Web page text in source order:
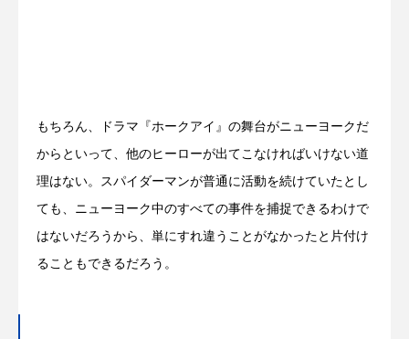
もちろん、ドラマ『ホークアイ』の舞台がニューヨークだ
からといって、他のヒーローが出てこなければいけない道
理はない。スパイダーマンが普通に活動を続けていたとし
ても、ニューヨーク中のすべての事件を捕捉できるわけで
はないだろうから、単にすれ違うことがなかったと片付け
ることもできるだろう。